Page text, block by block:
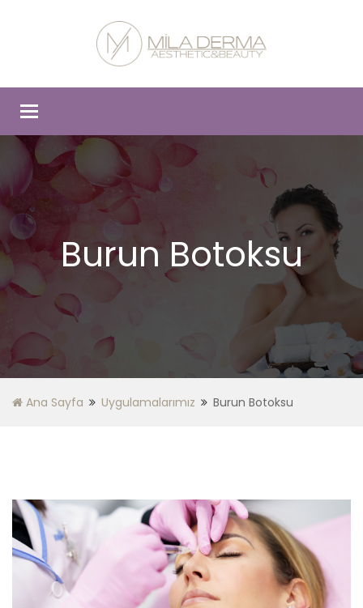
Toggle
Burun Botoksu
Ana Sayfa Uygulamalarımız Burun Botoksu